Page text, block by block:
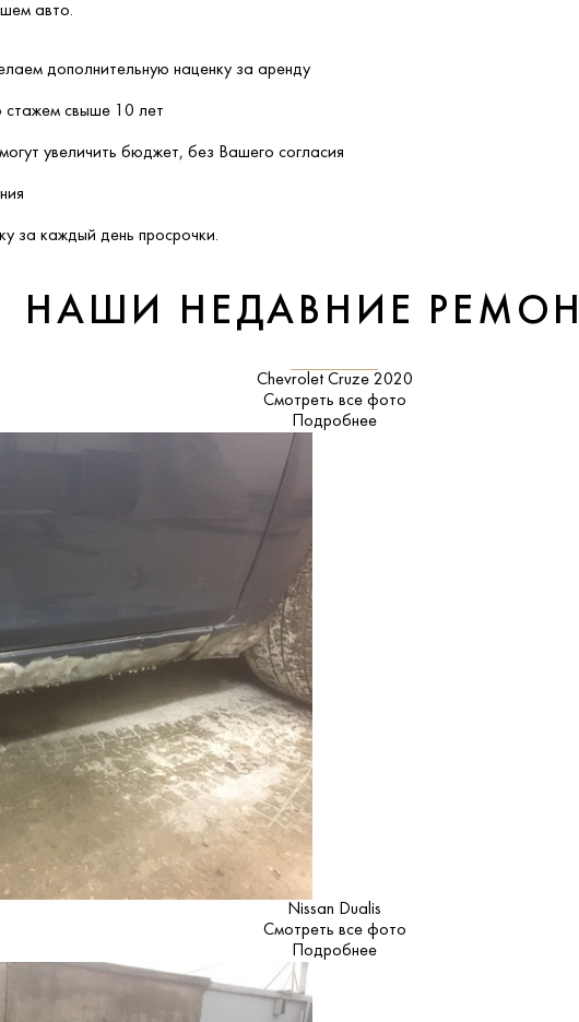
авто.
дополнительную наценку за аренду
стажем свыше 10 лет
увеличить бюджет, без Вашего согласия
за каждый день просрочки.
НАШИ НЕДАВНИЕ
Chevrolet Cruze 2020
Смотреть все фото
Подробнее
Nissan Dualis
Смотреть все фото
Подробнее